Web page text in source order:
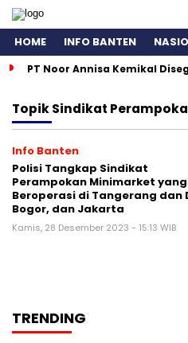
HOME INFO BANTEN
PT Noor Annisa Kemikal
TopikSindikat
Info Banten
Polisi Tangkap Sindikat
Perampokan Minimarket yang
Beroperasi di Tangerang dan
Bogor, dan Jakarta
Kamis, 28 Desember 2023 - 15:13 WIB
TRENDING